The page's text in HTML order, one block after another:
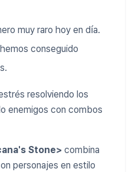
muy raro hoy en día.
conseguido
resolviendo los
enemigos con combos
Stone> combina
personajes en estilo